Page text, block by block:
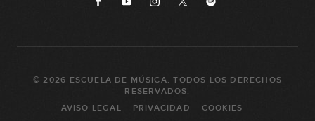
©2026 ESCUELA DE MÚSICA. TODOS LOS DERECHOS
RESERVADOS.
AVISO LEGAL
PRIVACIDAD COOKIES